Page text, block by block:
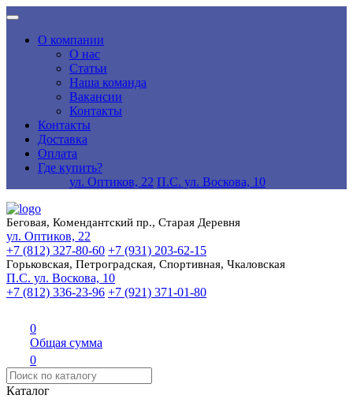
О компании
О нас
Статьи
Наша команда
Вакансии
Контакты
Контакты
Доставка
Оплата
Где купить?
ул. Оптиков, 22 П.С. ул. Воскова, 10
Беговая, Комендантский пр., Старая Деревня
ул. Оптиков, 22
+7 (812) 327-80-60 +7 (931) 203-62-15
Горьковская, Петроградская, Спортивная, Чкаловская
П.С. ул. Воскова, 10
+7 (812) 336-23-96 +7 (921) 371-01-80
0
Общая сумма
0
Каталог